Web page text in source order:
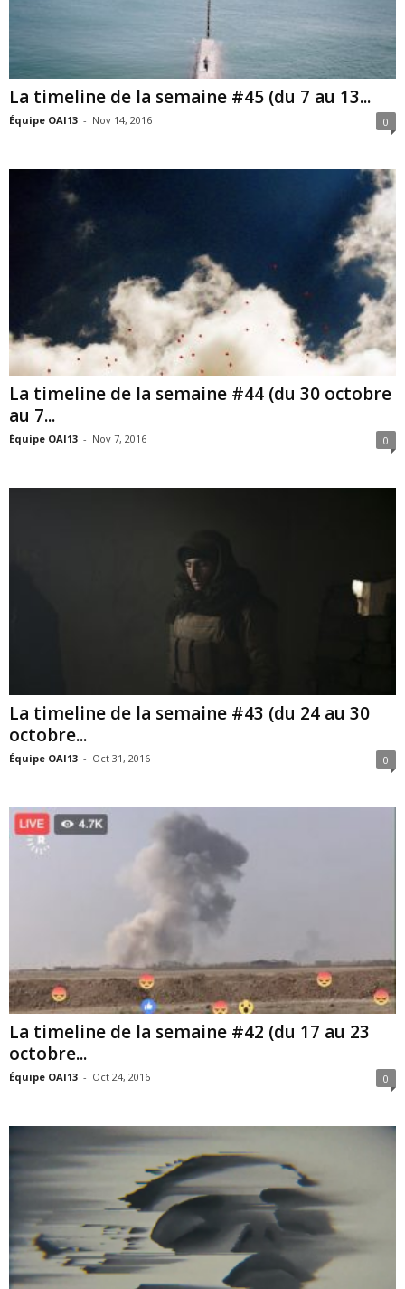
La timeline de la semaine #45 (du 7 au 13...
Équipe OAI13 - Nov 14, 2016 0
La timeline de la semaine #44 (du 30 octobre
au 7...
Équipe OAI13 - Nov 7, 2016 0
La timeline de la semaine #43 (du 24 au 30
octobre...
Équipe OAI13 - Oct 31, 2016 0
La timeline de la semaine #42 (du 17 au 23
octobre...
Équipe OAI13 - Oct 24, 2016 0